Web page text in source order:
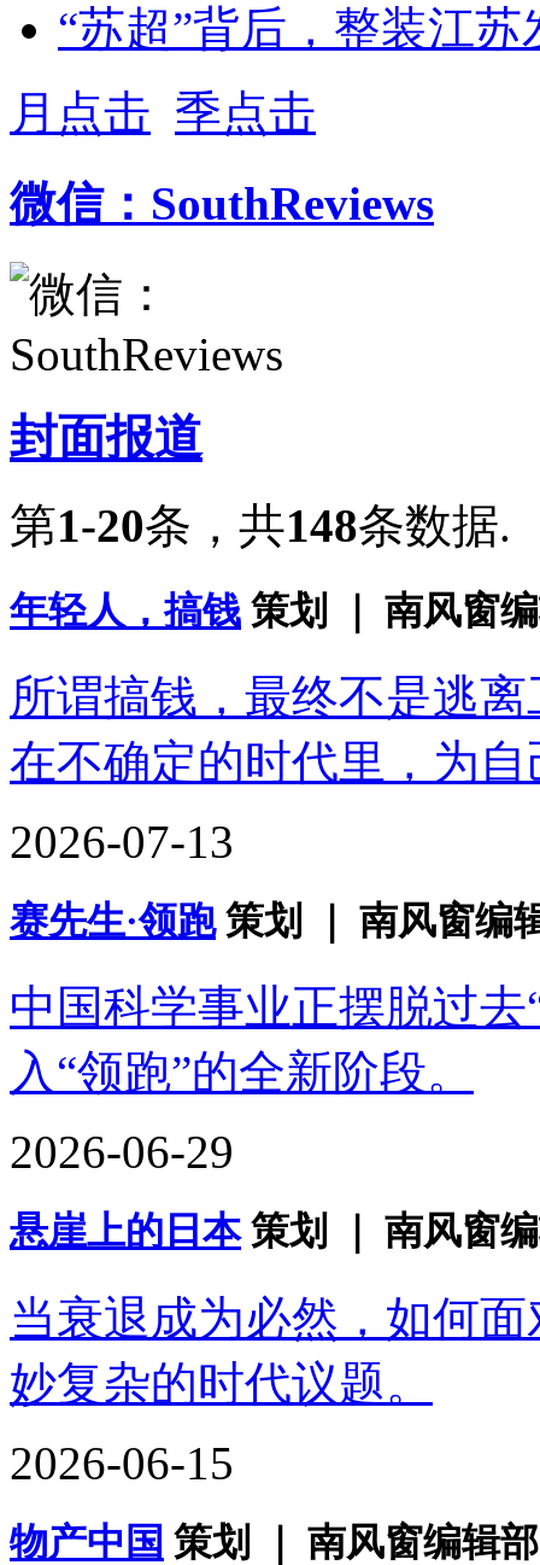
“苏超”背后，整装江苏
月点击 季点击
微信：SouthReviews
封面报道
第1-20条，共148条数据.
年轻人，搞钱 策划 ｜ 南风窗
所谓搞钱，最终不是逃
在不确定的时代里，为
2026-07-13
赛先生·领跑 策划 ｜ 南风窗编
中国科学事业正摆脱过去
入“领跑”的全新阶段。
2026-06-29
悬崖上的日本 策划 ｜ 南风窗
当衰退成为必然，如何
妙复杂的时代议题。
2026-06-15
物产中国 策划 ｜ 南风窗编辑